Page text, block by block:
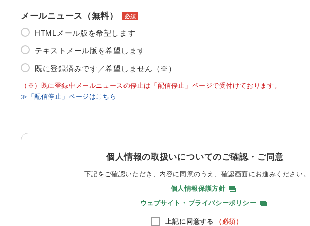
メールニュース（無料） 必須
HTMLメール版を希望します
テキストメール版を希望します
既に登録済みです／希望しません（※）
（※）既に登録中メールニュースの停止は「配信停止」ページで受付けております。
≫「配信停止」ページはこちら
個人情報の取扱いについてのご確認・ご同意
下記をご確認いただき、内容に同意のうえ、 確認画面にお進みください。
個人情報保護方針
ウェブサイト・プライバシーポリシー
上記に同意する （必須）